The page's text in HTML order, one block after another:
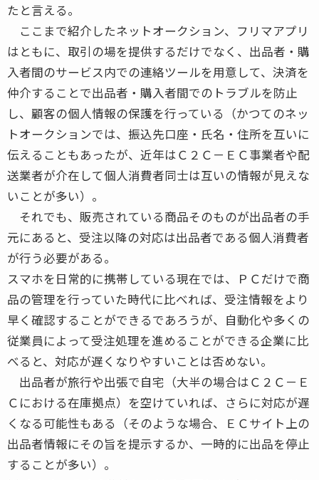
たと言える。
ここまで紹介したネットオークション、フリマアプリ
はともに、取引の場を提供するだけでなく、出品者・購
入者間のサービス内での連絡ツールを用意して、決済を
仲介することで出品者・購入者間でのトラブルを防止
し、顧客の個人情報の保護を行っている（かつてのネッ
トオークションでは、振込先口座・氏名・住所を互いに
伝えることもあったが、近年はＣ２Ｃ－ＥＣ事業者や配
送業者が介在して個人消費者同士は互いの情報が見えな
いことが多い）。
それでも、販売されている商品そのものが出品者の手
元にあると、受注以降の対応は出品者である個人消費者
が行う必要がある。
スマホを日常的に携帯している現在では、ＰＣだけで商
品の管理を行っていた時代に比べれば、受注情報をより
早く確認することができるであろうが、自動化や多くの
従業員によって受注処理を進めることができる企業に比
べると、対応が遅くなりやすいことは否めない。
出品者が旅行や出張で自宅（大半の場合はＣ２Ｃ－Ｅ
Ｃにおける在庫拠点）を空けていれば、さらに対応が遅
くなる可能性もある（そのような場合、ＥＣサイト上の
出品者情報にその旨を提示するか、一時的に出品を停止
することが多い）。